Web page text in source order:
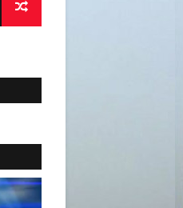
MEDIA YANG